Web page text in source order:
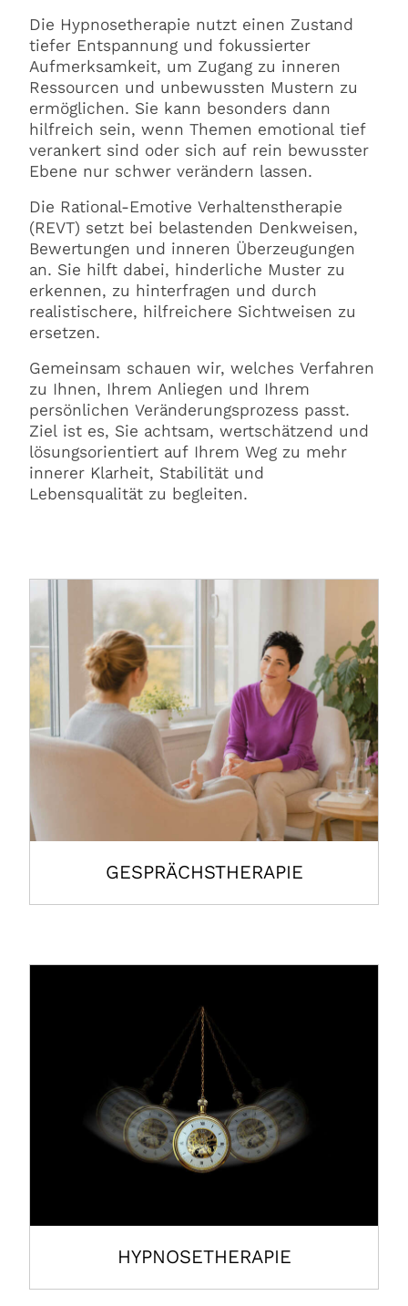
Die Hypnosetherapie nutzt einen Zustand
tiefer Entspannung und fokussierter
Aufmerksamkeit, um Zugang zu inneren
Ressourcen und unbewussten Mustern zu
ermöglichen. Sie kann besonders dann
hilfreich sein, wenn Themen emotional tief
verankert sind oder sich auf rein bewusster
Ebene nur schwer verändern lassen.
Die Rational-Emotive Verhaltenstherapie
(REVT) setzt bei belastenden Denkweisen,
Bewertungen und inneren Überzeugungen
an. Sie hilft dabei, hinderliche Muster zu
erkennen, zu hinterfragen und durch
realistischere, hilfreichere Sichtweisen zu
ersetzen.
Gemeinsam schauen wir, welches Verfahren
zu Ihnen, Ihrem Anliegen und Ihrem
persönlichen Veränderungsprozess passt.
Ziel ist es, Sie achtsam, wertschätzend und
lösungsorientiert auf Ihrem Weg zu mehr
innerer Klarheit, Stabilität und
Lebensqualität zu begleiten.
GESPRÄCHSTHERAPIE
HYPNOSETHERAPIE